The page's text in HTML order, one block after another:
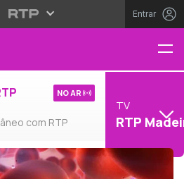
Entrar
com RTP
NO AR
TV
RTP